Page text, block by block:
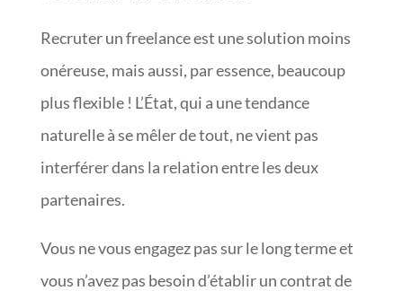
Recruter un freelance est une solution moins
onéreuse, mais aussi, par essence, beaucoup
plus flexible ! L’État, qui a une tendance
naturelle à se mêler de tout, ne vient pas
interférer dans la relation entre les deux
partenaires.
Vous ne vous engagez pas sur le long terme et
vous n’avez pas besoin d’établir un contrat de